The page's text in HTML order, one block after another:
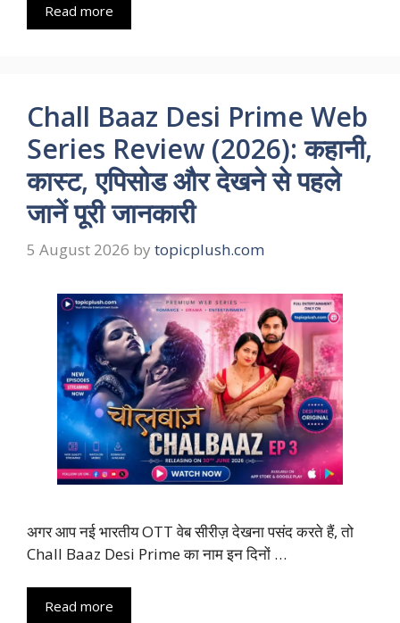
Read more
Chall Baaz Desi Prime Web
Series Review (2026): कहानी,
कास्ट, एपिसोड और देखने से पहले
जानें पूरी जानकारी
5 August 2026 by topicplush.com
अगर आप नई भारतीय OTT वेब सीरीज़ देखना पसंद करते हैं, तो
Chall Baaz Desi Prime का नाम इन दिनों …
Read more